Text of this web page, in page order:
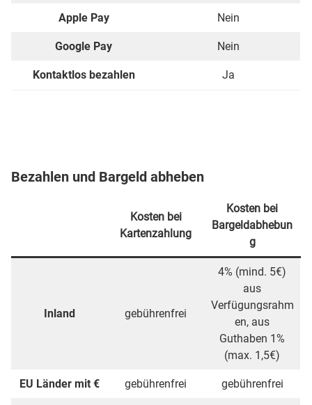
Apple Pay Nein
Google Pay Nein
Kontaktlos bezahlen Ja
Bezahlen und Bargeld abheben
Kosten bei
Kartenzahlung
Kosten bei
Bargeldabhebun
g
Inland gebührenfrei
4% (mind. 5€)
aus
Verfügungsrahm
en, aus
Guthaben 1%
(max. 1,5€)
EU Länder mit € gebührenfrei gebührenfrei